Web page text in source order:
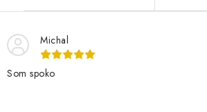
Michal
Som spoko